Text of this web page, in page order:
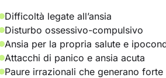
Difficoltà legate all’ansia
Disturbo ossessivo-compulsivo
Ansia per la propria salute e
Attacchi di panico e ansia acuta
Paure irrazionali che generano